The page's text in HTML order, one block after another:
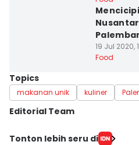
19 Jul 2020,
Food
Topics
makanan unik kuliner
Editorial Team
Editor
Tonton lebih seru di